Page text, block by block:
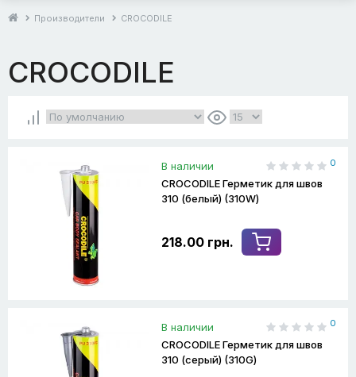
Производители CROCODILE
CROCODILE
В наличии 0
CROCODILE Герметик для швов
310 (белый) (310W)
218.00 грн.
В наличии 0
CROCODILE Герметик для швов
310 (серый) (310G)